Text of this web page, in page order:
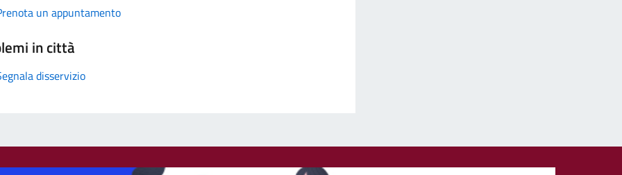
un appuntamento
in città
disservizio